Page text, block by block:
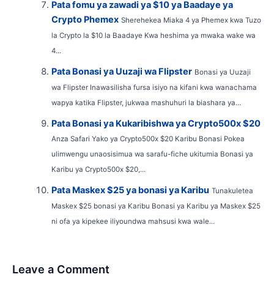
Pata fomu ya zawadi ya $10 ya Baadaye ya
Crypto Phemex Sherehekea Miaka 4 ya Phemex kwa Tuzo
la Crypto la $10 la Baadaye Kwa heshima ya mwaka wake wa
4...
Pata Bonasi ya Uuzaji wa Flipster Bonasi ya Uuzaji
wa Flipster Inawasilisha fursa isiyo na kifani kwa wanachama
wapya katika Flipster, jukwaa mashuhuri la biashara ya...
Pata Bonasi ya Kukaribishwa ya Crypto500x $20
Anza Safari Yako ya Crypto500x $20 Karibu Bonasi Pokea
ulimwengu unaosisimua wa sarafu-fiche ukitumia Bonasi ya
Karibu ya Crypto500x $20,...
Pata Maskex $25 ya bonasi ya Karibu Tunakuletea
Maskex $25 bonasi ya Karibu Bonasi ya Karibu ya Maskex $25
ni ofa ya kipekee iliyoundwa mahsusi kwa wale...
Leave a Comment